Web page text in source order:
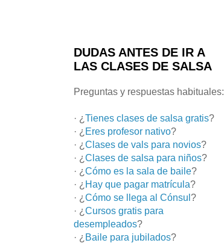
DUDAS ANTES DE IR A
LAS CLASES DE SALSA
Preguntas y respuestas habituales:
· ¿ Tienes clases de salsa gratis?
· ¿ Eres profesor nativo?
· ¿ Clases de vals para novios?
· ¿ Clases de salsa para niños?
· ¿ Cómo es la sala de baile?
· ¿ Hay que pagar matrícula?
· ¿ Cómo se llega al Cónsul ?
· ¿ Cursos gratis para
desempleados?
· ¿ Baile para jubilados?